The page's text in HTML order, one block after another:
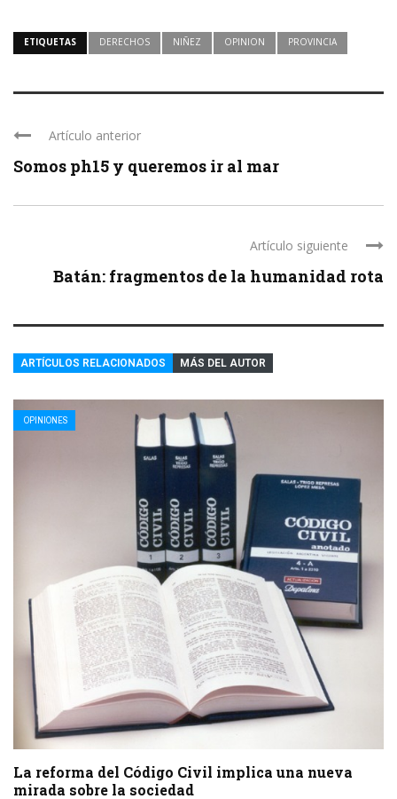
ETIQUETAS DERECHOS NIÑEZ OPINION PROVINCIA
Artículo anterior
Somos ph15 y queremos ir al mar
Artículo siguiente
Batán: fragmentos de la humanidad rota
ARTÍCULOS RELACIONADOS MÁS DEL AUTOR
OPINIONES
La reforma del Código Civil implica una nueva
mirada sobre la sociedad